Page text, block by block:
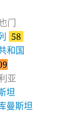
门
58
和国
亚
坦
曼斯坦